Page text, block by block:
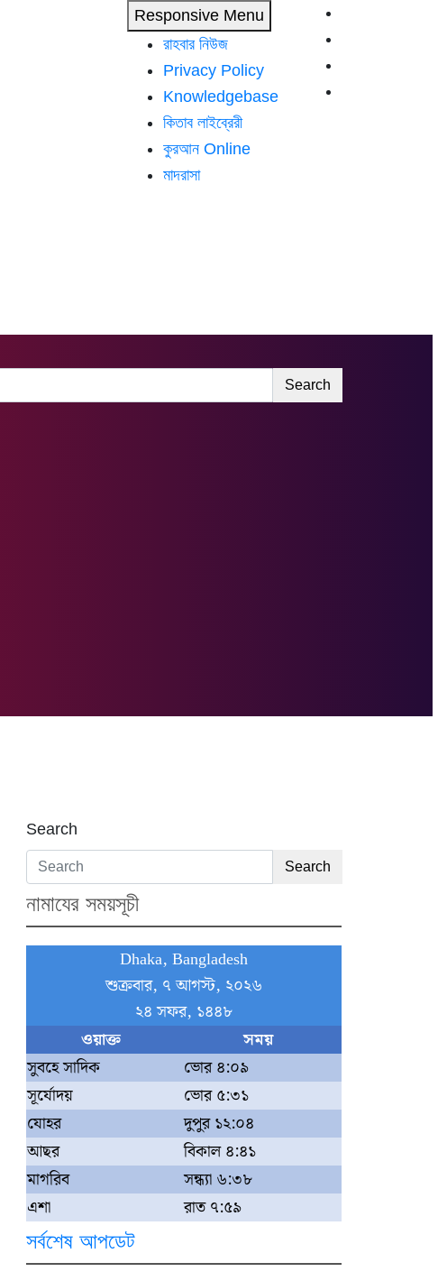
Responsive Menu
রাহবার নিউজ
Privacy Policy
Knowledgebase
কিতাব লাইব্রেরী
কুরআন Online
মাদরাসা
Search
Search
Search
নামাযের সময়সূচী
Dhaka, Bangladesh
শুক্রবার, ৭ আগস্ট, ২০২৬
২৪ সফর, ১৪৪৮
ওয়াক্ত
সময়
সুবহে সাদিক
ভোর ৪:০৯
সূর্যোদয়
ভোর ৫:৩১
যোহর
দুপুর ১২:০৪
আছর
বিকাল ৪:৪১
মাগরিব
সন্ধ্যা ৬:৩৮
এশা
রাত ৭:৫৯
সর্বশেষ আপডেট